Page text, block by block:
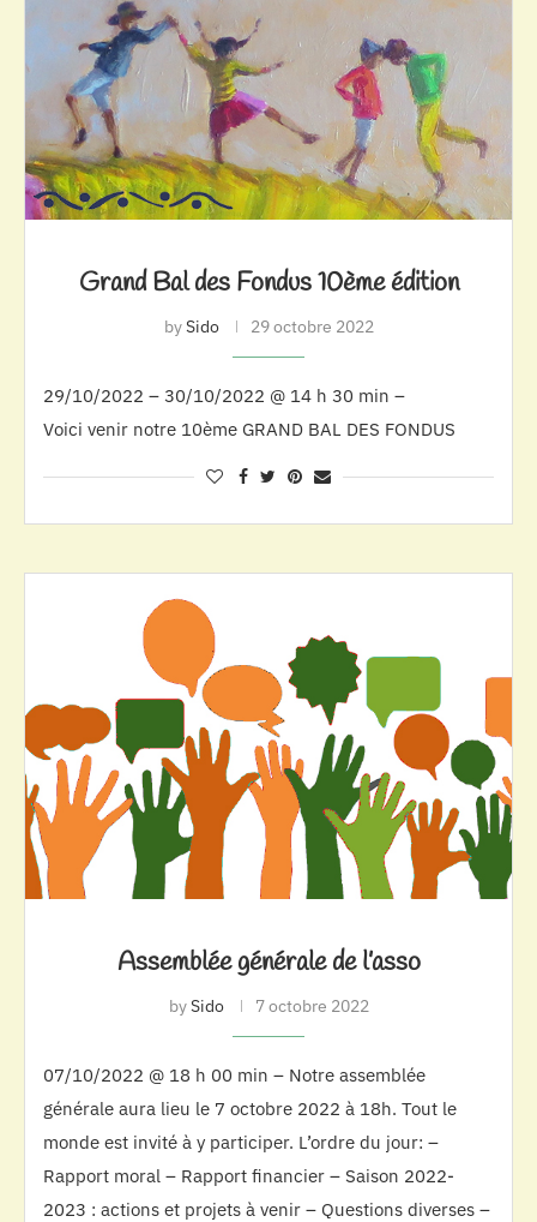
Grand Bal des Fondus 10ème édition
bySido 29 octobre 2022
29/10/2022 – 30/10/2022 @ 14 h 30 min –
Voici venir notre 10ème GRAND BAL DES FONDUS
Assemblée générale de l’asso
bySido 7 octobre 2022
07/10/2022 @ 18 h 00 min – Notre assemblée
générale aura lieu le 7 octobre 2022 à 18h. Tout le
monde est invité à y participer. L’ordre du jour: –
Rapport moral – Rapport financier – Saison 2022-
2023 : actions et projets à venir – Questions diverses –